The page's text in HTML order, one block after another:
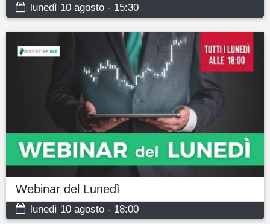
lunedì 10 agosto - 15:30
Webinar del Lunedì
lunedì 10 agosto - 18:00